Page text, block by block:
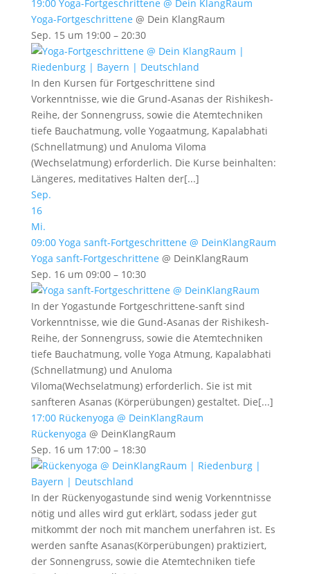
19:00 Yoga-Fortgeschrittene @ Dein KlangRaum
Yoga-Fortgeschrittene @ Dein KlangRaum
Sep. 15 um 19:00 – 20:30
In den Kursen für Fortgeschrittene sind
Vorkenntnisse, wie die Grund-Asanas der Rishikesh-
Reihe, der Sonnengruss, sowie die Atemtechniken
tiefe Bauchatmung, volle Yogaatmung, Kapalabhati
(Schnellatmung) und Anuloma Viloma
(Wechselatmung) erforderlich. Die Kurse beinhalten:
Längeres, meditatives Halten der[...]
Sep.
16
Mi.
09:00 Yoga sanft-Fortgeschrittene @ DeinKlangRaum
Yoga sanft-Fortgeschrittene @ DeinKlangRaum
Sep. 16 um 09:00 – 10:30
In der Yogastunde Fortgeschrittene-sanft sind
Vorkenntnisse, wie die Gund-Asanas der Rishikesh-
Reihe, der Sonnengruss, sowie die Atemtechniken
tiefe Bauchatmung, volle Yoga Atmung, Kapalabhati
(Schnellatmung) und Anuloma
Viloma(Wechselatmung) erforderlich. Sie ist mit
sanfteren Asanas (Körperübungen) gestaltet. Die[...]
17:00 Rückenyoga @ DeinKlangRaum
Rückenyoga @ DeinKlangRaum
Sep. 16 um 17:00 – 18:30
In der Rückenyogastunde sind wenig Vorkenntnisse
nötig und alles wird gut erklärt, sodass jeder gut
mitkommt der noch mit manchem unerfahren ist. Es
werden sanfte Asanas(Körperübungen) praktiziert,
der Sonnengruss, sowie die Atemtechniken tiefe